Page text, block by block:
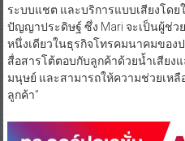
ระบบแชต และบริการแบบเสียงโด
ปัญญาประดิษฐ์ ซึ่ง Mari จะเป็นผู้ช่ว
หนึ่งเดียวในธุรกิจโทรคมนาคมของ
สื่อสารโต้ตอบกับลูกค้าด้วยน้ำเสียง
มนุษย์ และสามารถให้ความช่วยเหลื
ลูกค้า”